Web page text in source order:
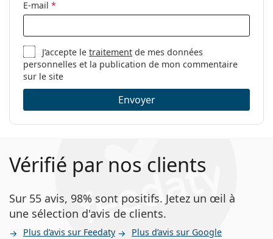
E-mail *
J’accepte letraitement de mes données
personnelles et la publication de mon commentaire
sur le site
Envoyer
Vérifié par nos clients
Sur 55 avis, 98% sont positifs. Jetez un œil à
une sélection d'avis de clients.
Plus d’avis sur Feedaty Plus d’avis sur Google